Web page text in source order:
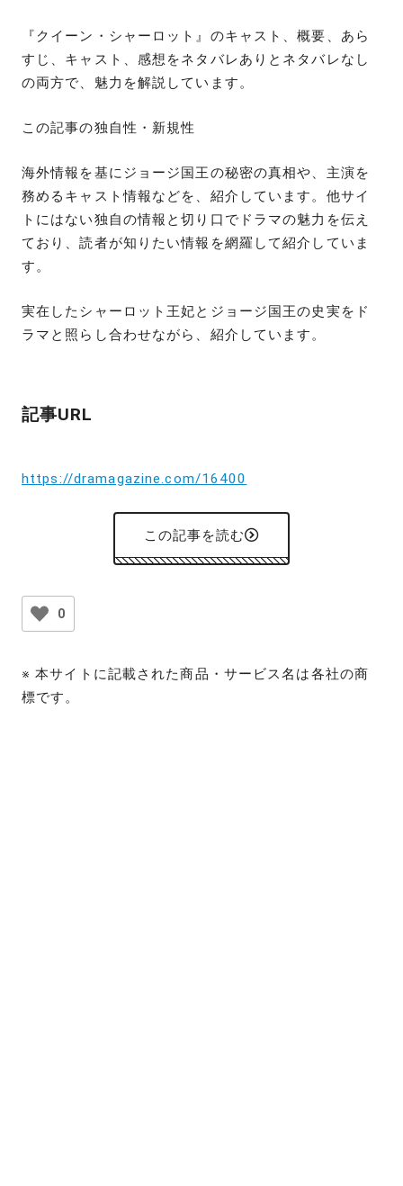
『クイーン・シャーロット』のキャスト、概要、あら
すじ、キャスト、感想をネタバレありとネタバレなし
の両方で、魅力を解説しています。
この記事の独自性・新規性
海外情報を基にジョージ国王の秘密の真相や、主演を
務めるキャスト情報などを、紹介しています。他サイ
トにはない独自の情報と切り口でドラマの魅力を伝え
ており、読者が知りたい情報を網羅して紹介していま
す。
実在したシャーロット王妃とジョージ国王の史実をド
ラマと照らし合わせながら、紹介しています。
記事URL
https://dramagazine.com/16400
この記事を読む
0
※ 本サイトに記載された商品・サービス名は各社の商
標です。